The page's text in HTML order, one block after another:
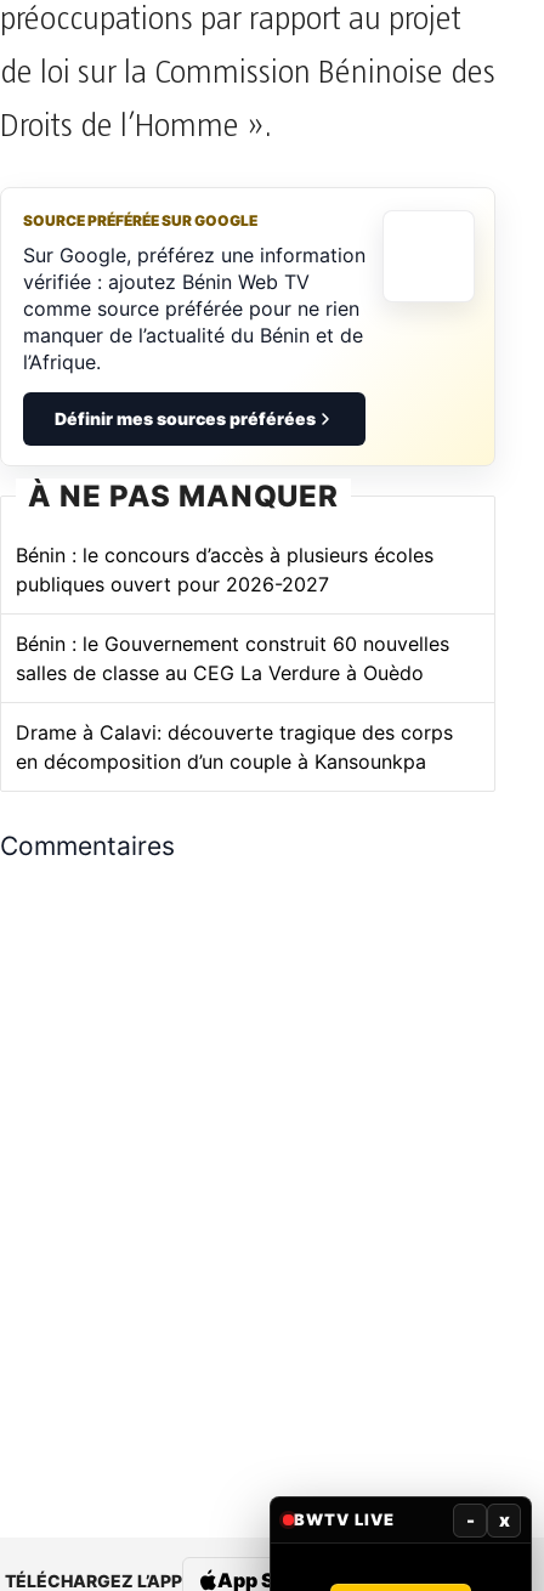
préoccupations par rapport au projet
de loi sur la Commission Béninoise des
Droits de l’Homme ».
SOURCE PRÉFÉRÉE SUR GOOGLE
Sur Google, préférez une information
vérifiée : ajoutez Bénin Web TV
comme source préférée pour ne rien
manquer de l’actualité du Bénin et de
l’Afrique.
Définir mes sources préférées
À NE PAS MANQUER
Bénin : le concours d’accès à plusieurs écoles
publiques ouvert pour 2026-2027
Bénin : le Gouvernement construit 60 nouvelles
salles de classe au CEG La Verdure à Ouèdo
Drame à Calavi: découverte tragique des corps
en décomposition d’un couple à Kansounkpa
Commentaires
TÉLÉCHARGEZ L’APP App Store Google Play
BWTV LIVE - x